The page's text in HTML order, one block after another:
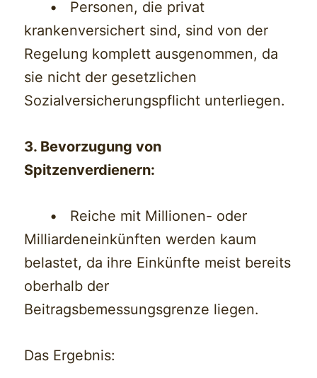
• Personen, die privat
krankenversichert sind, sind von der
Regelung komplett ausgenommen, da
sie nicht der gesetzlichen
Sozialversicherungspflicht unterliegen.
3. Bevorzugung von
Spitzenverdienern:
• Reiche mit Millionen- oder
Milliardeneinkünften werden kaum
belastet, da ihre Einkünfte meist bereits
oberhalb der
Beitragsbemessungsgrenze liegen.
Das Ergebnis: